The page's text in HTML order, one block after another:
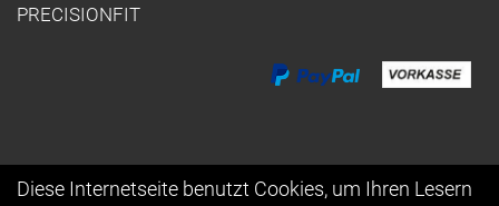
PRECISIONFIT
Diese Internetseite benutzt Cookies, um Ihren Lesern